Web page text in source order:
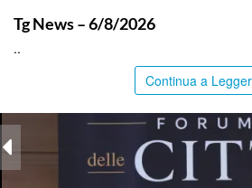
Tg News – 6/8/2026
..
Continua a